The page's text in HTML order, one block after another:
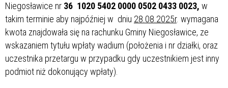
Niegosławice nr 36 1020 5402 0000 0502 0433 0023, w
takim terminie aby najpóźniej w dniu 28.08.2025r. wymagana
kwota znajdowała się na rachunku Gminy Niegosławice, ze
wskazaniem tytułu wpłaty wadium (położenia i nr działki, oraz
uczestnika przetargu w przypadku gdy uczestnikiem jest inny
podmiot niż dokonujący wpłaty).